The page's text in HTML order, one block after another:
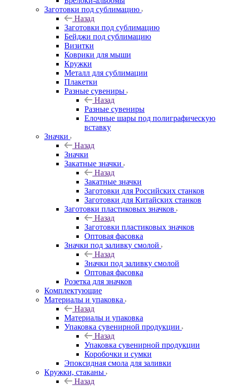
Заготовки под сублимацию
Назад
Заготовки под сублимацию
Бейджи под сублимацию
Визитки
Коврики для мыши
Кружки
Металл для сублимации
Плакетки
Разные сувениры
Назад
Разные сувениры
Елочные шары под полиграфическую
вставку
Значки
Назад
Значки
Закатные значки
Назад
Закатные значки
Заготовки для Российских станков
Заготовки для Китайских станков
Заготовки пластиковых значков
Назад
Заготовки пластиковых значков
Оптовая фасовка
Значки под заливку смолой
Назад
Значки под заливку смолой
Оптовая фасовка
Розетка для значков
Комплектующие
Материалы и упаковка
Назад
Материалы и упаковка
Упаковка сувенирной продукции
Назад
Упаковка сувенирной продукции
Коробочки и сумки
Эпоксидная смола для заливки
Кружки, стаканы
Назад